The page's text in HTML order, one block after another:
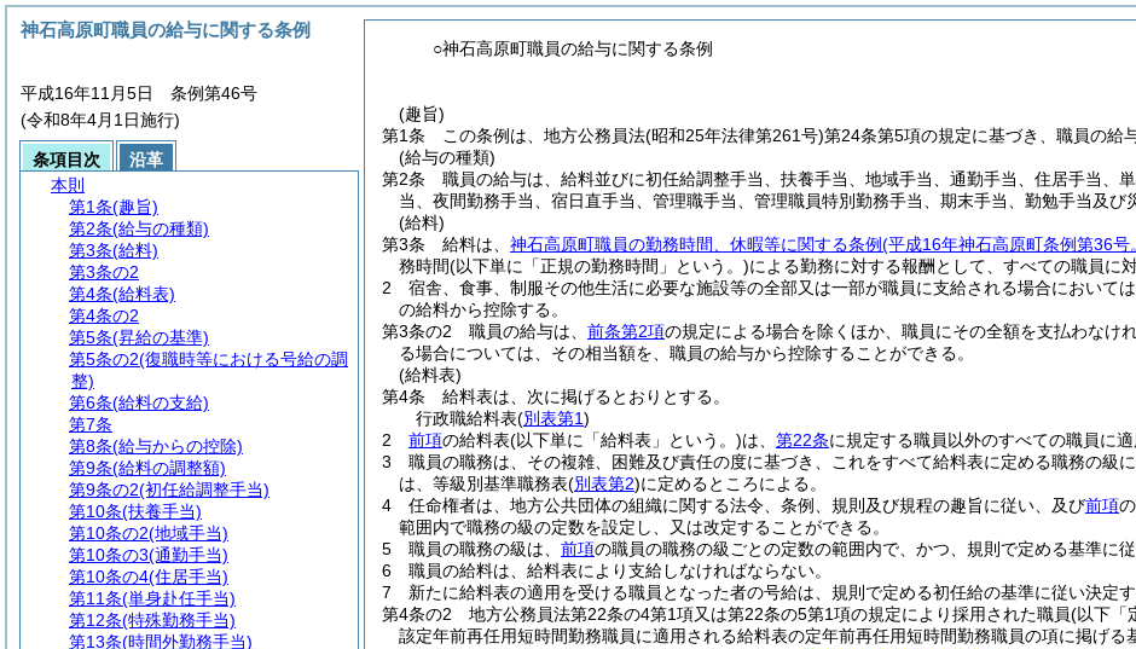
○神石高原町職員の給与に関する条例
(趣旨)
第1条
この条例は、地方公務員法(昭和25年法律第261号)第24条第5項の規定に基づき、職員の給
(給与の種類)
第2条
職員の給与は、給料並びに初任給調整手当、扶養手当、地域手当、通勤手当、住居手当、
当、夜間勤務手当、宿日直手当、管理職手当、管理職員特別勤務手当、期末手当、勤勉手当及び
(給料)
第3条
給料は、 神石高原町職員の勤務時間、休暇等に関する条例(平成16年神石高原町条例第36
務時間(以下単に「正規の勤務時間」という。)による勤務に対する報酬として、すべての職員に
2
宿舎、食事、制服その他生活に必要な施設等の全部又は一部が職員に支給される場合において
の給料から控除する。
第3条の2
職員の給与は、 前条第2項の規定による場合を除くほか、職員にその全額を支払わなけれ
る場合については、その相当額を、職員の給与から控除することができる。
(給料表)
第4条
給料表は、次に掲げるとおりとする。
行政職給料表(別表第1)
2
前項の給料表(以下単に「給料表」という。)は、 第22条に規定する職員以外のすべての職員に適
3
職員の職務は、その複雑、困難及び責任の度に基づき、これをすべて給料表に定める職務の級
は、等級別基準職務表(別表第2)に定めるところによる。
4
任命権者は、地方公共団体の組織に関する法令、条例、規則及び規程の趣旨に従い、及び前項
範囲内で職務の級の定数を設定し、又は改定することができる。
5
職員の職務の級は、 前項の職員の職務の級ごとの定数の範囲内で、かつ、規則で定める基準に従
6
職員の給料は、給料表により支給しなければならない。
7
新たに給料表の適用を受ける職員となった者の号給は、規則で定める初任給の基準に従い決定す
第4条の2
地方公務員法第22条の4第1項又は第22条の5第1項の規定により採用された職員(以下「
該定年前再任用短時間勤務職員に適用される給料表の定年前再任用短時間勤務職員の項に掲げる
神石高原町職員の給与に関する条例
平成16年11月5日 条例第46号
(令和8年4月1日施行)
条項目次
沿革
本則
第1条(趣旨)
第2条(給与の種類)
第3条(給料)
第3条の2
第4条(給料表)
第4条の2
第5条(昇給の基準)
第5条の2(復職時等における号給の調
整)
第6条(給料の支給)
第7条
第8条(給与からの控除)
第9条(給料の調整額)
第9条の2(初任給調整手当)
第10条(扶養手当)
第10条の2(地域手当)
第10条の3(通勤手当)
第10条の4(住居手当)
第11条(単身赴任手当)
第12条(特殊勤務手当)
第13条(時間外勤務手当)